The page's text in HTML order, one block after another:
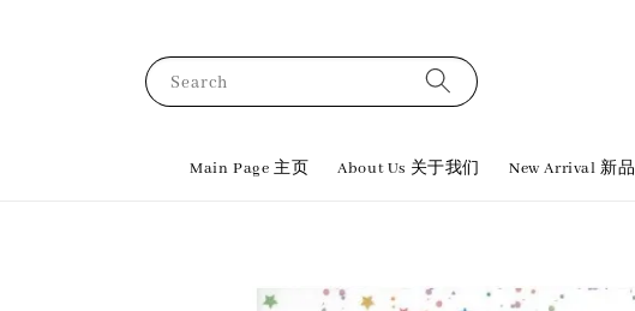
Search
Main Page 主页 About Us 关于我们 New Arrival 新品